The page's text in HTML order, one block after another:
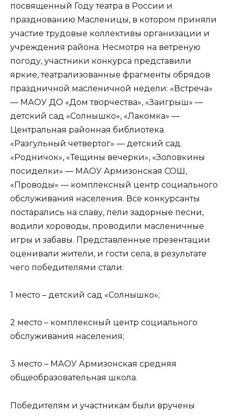
посвященный Году театра в России и
празднованию Масленицы, в котором приняли
участие трудовые коллективы организации и
учреждения района. Несмотря на ветреную
погоду, участники конкурса представили
яркие, театрализованные фрагменты обрядов
праздничной масленичной недели: «Встреча»
— МАОУ ДО «Дом творчества», «Заигрыш» —
детский сад «Солнышко», «Лакомка» —
Центральная районная библиотека
«Разгульный четвертог» — детский сад
«Родничок», «Тещины вечерки», «Золовкины
посиделки» — МАОУ Армизонская СОШ,
«Проводы» — комплексный центр социального
обслуживания населения. Все конкурсанты
постарались на славу, пели задорные песни,
водили хороводы, проводили масленичные
игры и забавы. Представленные презентации
оценивали жители, и гости села, в результате
чего победителями стали:
1 место – детский сад «Солнышко»;
2 место – комплексный центр социального
обслуживания населения;
3 место – МАОУ Армизонская средняя
общеобразовательная школа.
Победителям и участникам были вручены